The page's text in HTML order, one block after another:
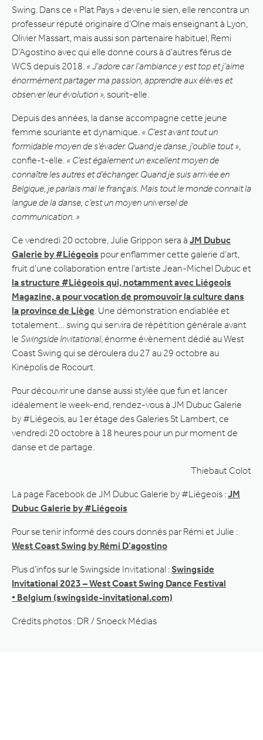
Swing. Dans ce « Plat Pays » devenu le sien, elle rencontra un
professeur réputé originaire d’Olne mais enseignant à Lyon,
Olivier Massart, mais aussi son partenaire habituel, Remi
D’Agostino avec qui elle donne cours à d’autres férus de
WCS depuis 2018. « J’adore car l’ambiance y est top et j’aime
énormément partager ma passion, apprendre aux élèves et
observer leur évolution », sourit-elle.
Depuis des années, la danse accompagne cette jeune
femme souriante et dynamique. « C’est avant tout un
formidable moyen de s’évader. Quand je danse, j’oublie tout »
confie-t-elle. « C’est également un excellent moyen de
connaître les autres et d’échanger. Quand je suis arrivée en
Belgique, je parlais mal le français. Mais tout le monde connait la
langue de la danse, c’est un moyen universel de
communication. »
Ce vendredi 20 octobre, Julie Grippon sera à JM Dubuc
Galerie by #Liégeois pour enflammer cette galerie d’art,
fruit d’une collaboration entre l’artiste Jean-Michel Dubuc et
la structure #Liégeois qui, notamment avec Liégeois
Magazine, a pour vocation de promouvoir la culture dans
la province de Liège . Une démonstration endiablée et
totalement… swing qui servira de répétition générale avant
le Swingside Invitational, énorme évènement dédié au West
Coast Swing qui se déroulera du 27 au 29 octobre au
Kinépolis de Rocourt.
Pour découvrir une danse aussi stylée que fun et lancer
idéalement le week-end, rendez-vous à JM Dubuc Galerie
by #Liégeois, au 1er étage des Galeries St Lambert, ce
vendredi 20 octobre à 18 heures pour un pur moment de
danse et de partage.
Thiebaut Colot
La page Facebook de JM Dubuc Galerie by #Liégeois :JM
Dubuc Galerie by #Liégeois
Pour se tenir informé des cours donnés par Rémi et Julie :
West Coast Swing by Rémi D’agostino
Plus d’infos sur le Swingside Invitational :Swingside
Invitational 2023 – West Coast Swing Dance Festival
• Belgium (swingside-invitational.com)
Crédits photos : DR / Snoeck Médias